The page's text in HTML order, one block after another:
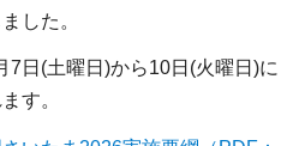
した。
日(土曜日)から10日(火曜日)に
す。